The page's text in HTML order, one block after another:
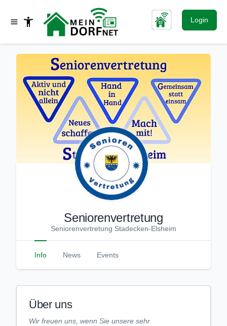
Login
Seniorenvertretung
Seniorenvertretung Stadecken-Elsheim
Info News Events
Über uns
Wir freuen uns, wenn Sie unsere sehr